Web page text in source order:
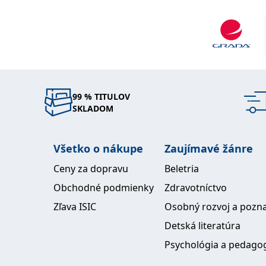
Repairing, je členem IASS vedoucím národní
vysokoškolská skripta v roce 1 983.V roce 2002
Šolínovu medailia v roce 2006 Felbrovu medaili.
99 % TITULOV
SKLADOM
Všetko o nákupe
Ceny za dopravu
Obchodné podmienky
Zľava ISIC
Zaujímavé žánre
Beletria
Zdravotníctvo
Osobný rozvoj a
Detská literatúra
Psychológia a